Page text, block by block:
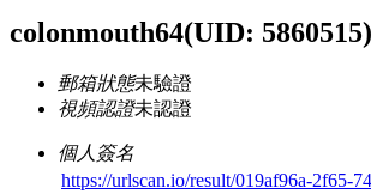
colonmouth64(UID: 5860515)
郵箱狀態未驗證
視頻認證未認證
個人簽名
https://urlscan.io/result/019af96a-2f65-